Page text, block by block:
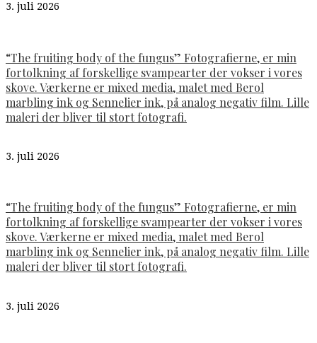
3. juli 2026
“The fruiting body of the fungus” Fotografierne, er min
fortolkning af forskellige svampearter der vokser i vores
skove. Værkerne er mixed media, malet med Berol
marbling ink og Sennelier ink, på analog negativ film. Lille
maleri der bliver til stort fotografi.
3. juli 2026
“The fruiting body of the fungus” Fotografierne, er min
fortolkning af forskellige svampearter der vokser i vores
skove. Værkerne er mixed media, malet med Berol
marbling ink og Sennelier ink, på analog negativ film. Lille
maleri der bliver til stort fotografi.
3. juli 2026